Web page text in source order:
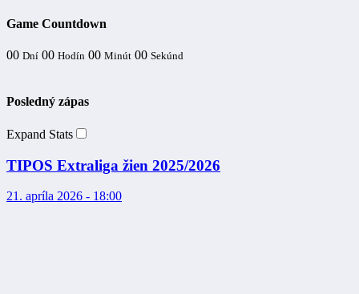
Game Countdown
00 Dní 00 Hodín 00 Minút 00 Sekúnd
Posledný zápas
Expand Stats
TIPOS Extraliga žien 2025/2026
21. apríla 2026 - 18:00